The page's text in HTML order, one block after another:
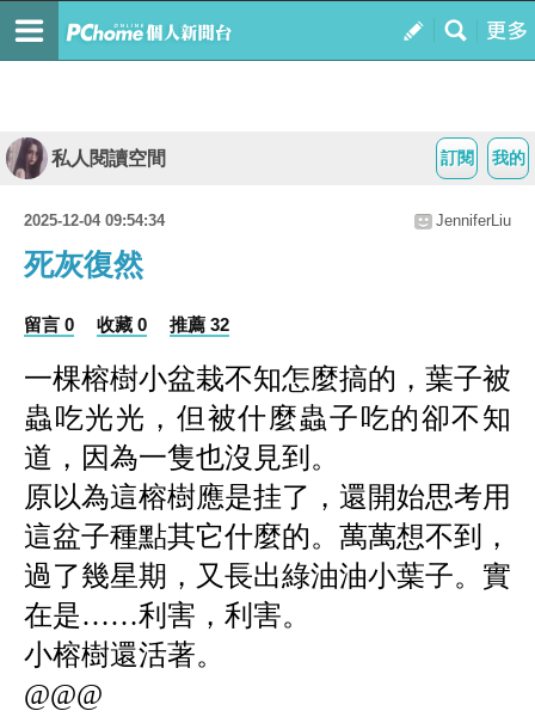
我的
訂閱
私人閱讀空間
2025-12-04 09:54:34 JenniferLiu
死灰復然
留言 0 收藏 0 推薦 32
一棵榕樹小盆栽不知怎麼搞的，葉子被
蟲吃光光，但被什麼蟲子吃的卻不知
道，因為一隻也沒見到。
原以為這榕樹應是挂了，還開始思考用
這盆子種點其它什麼的。萬萬想不到，
過了幾星期，又長出綠油油小葉子。實
在是……利害，利害。
小榕樹還活著。
@@@